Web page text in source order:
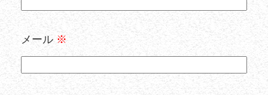
メール ※